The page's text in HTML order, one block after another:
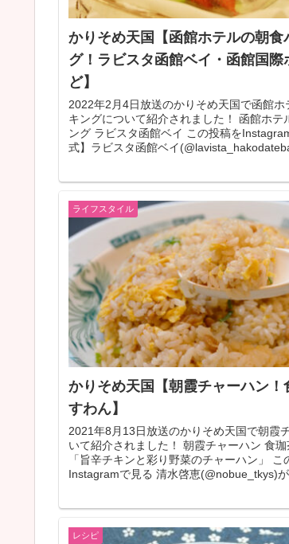
かりそめ天国【函館ホテルの朝食
グ！ラビスタ函館ベイ・函館国際
ど】
2022年2月4日放送のかりそめ天国で函館ホ
キングについて紹介されました！ 函館ホテ
ング ラビスタ函館ベイ この投稿を
式】ラビスタ函館ベイ
ライフスタイル
かりそめ天国【朝霞チャーハン！
すわん】
2021年8月13日放送のかりそめ天国で朝霞
いて紹介されました！ 朝霞チャーハン 食
「旨辛チキンと彩り野菜のチャーハン」 こ
Instagramで見る 清水啓恵(@nobue_tkys)
レシピ